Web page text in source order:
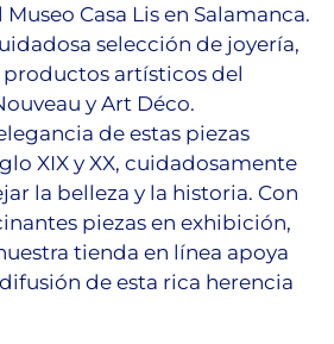
Casa Lis en Salamanca.
selección de joyería,
artísticos del
y Art Déco.
de estas piezas
XIX y XX, cuidadosamente
la belleza y la historia. Con
piezas en exhibición,
tienda en línea apoya
de esta rica herencia